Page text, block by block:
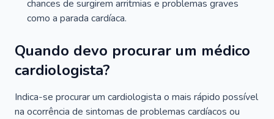
chances de surgirem arritmias e problemas graves
como a parada cardíaca.
Quando devo procurar um médico
cardiologista?
Indica-se procurar um cardiologista o mais rápido possível
na ocorrência de sintomas de problemas cardíacos ou